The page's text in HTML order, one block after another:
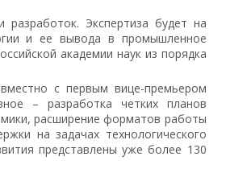
Экспертиза будет на
и ее вывода в промышленное
академии наук из порядка
с первым вице-премьером
– разработка четких планов
расширение форматов работы
на задачах технологического
представлены уже более 130